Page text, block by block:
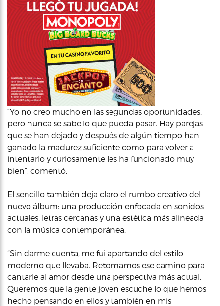
“Yo no creo mucho en las segundas oportunidades,
pero nunca se sabe lo que pueda pasar. Hay parejas
que se han dejado y después de algún tiempo han
ganado la madurez suficiente como para volver a
intentarlo y curiosamente les ha funcionado muy
bien”, comentó.
El sencillo también deja claro el rumbo creativo del
nuevo álbum: una producción enfocada en sonidos
actuales, letras cercanas y una estética más alineada
con la música contemporánea.
“Sin darme cuenta, me fui apartando del estilo
moderno que llevaba. Retomamos ese camino para
cantarle al amor desde una perspectiva más actual.
Queremos que la gente joven escuche lo que hemos
hecho pensando en ellos y también en mis